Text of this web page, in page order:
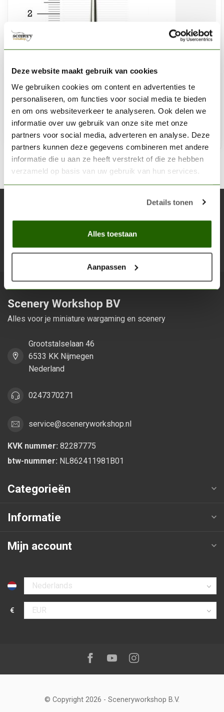
Deze website maakt gebruik van cookies
We gebruiken cookies om content en advertenties te
personaliseren, om functies voor social media te bieden
en om ons websiteverkeer te analyseren. Ook delen we
informatie over uw gebruik van onze site met onze
partners voor social media, adverteren en analyse. Deze
partners kunnen deze gegevens combineren met andere
informatie die u aan ze heeft verstrekt of die ze hebben
verzameld op basis van uw gebruik van hun services.
Details tonen
Alles toestaan
Aanpassen
Precise Detail Brush - BR7001
€4,82
Niet op voorraad
Blijf op de hoogte over onze laatste acties
Scenery Workshop BV
Alles voor je miniature wargaming en scenery
Grootstalselaan 46
6533 KK Nijmegen
Nederland
0247370271
service@sceneryworkshop.nl
KVK nummer: 82287775
btw-nummer: NL862411981B01
Categorieën
Informatie
Mijn account
Selecteer taal
€
Selecteer valuta
Volg ons op:Facebook
YoutubeInstagram
© Copyright 2026 - Sceneryworkshop B.V.